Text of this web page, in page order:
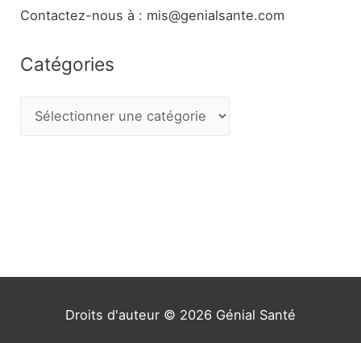
Contactez-nous à : mis@genialsante.com
Catégories
Droits d'auteur © 2026 Génial Santé